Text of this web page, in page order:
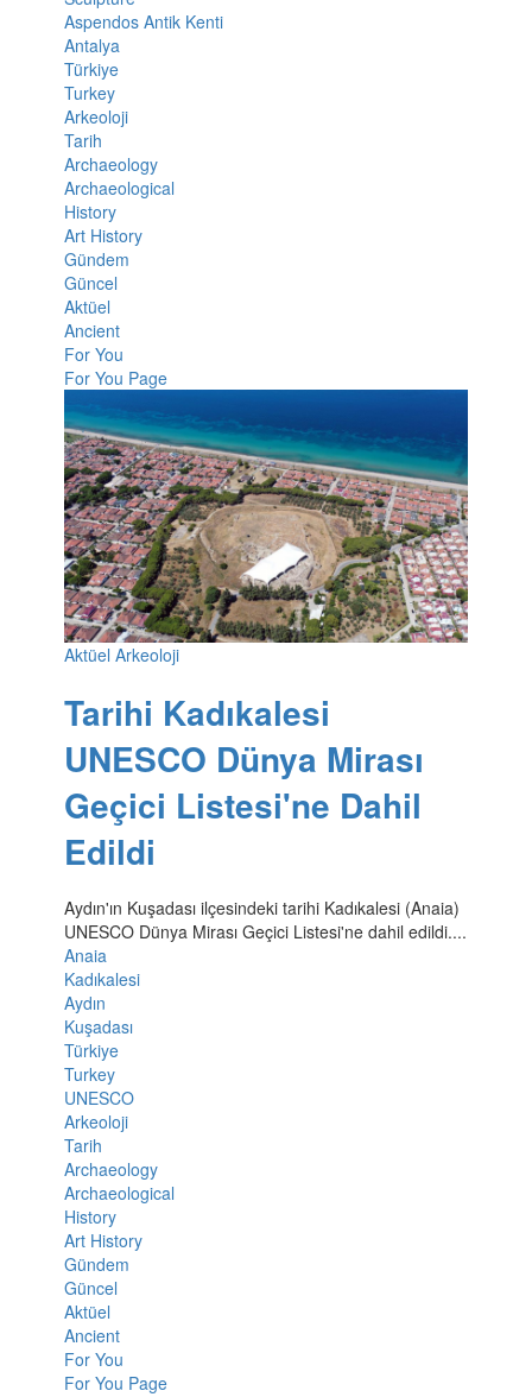
Aspendos Antik Kenti
Antalya
Türkiye
Turkey
Arkeoloji
Tarih
Archaeology
Archaeological
History
Art History
Gündem
Güncel
Aktüel
Ancient
For You
For You Page
Aktüel Arkeoloji
Tarihi Kadıkalesi
UNESCO Dünya Mirası
Geçici Listesi'ne Dahil
Edildi
Aydın'ın Kuşadası ilçesindeki tarihi Kadıkalesi (Anaia)
UNESCO Dünya Mirası Geçici Listesi'ne dahil edildi....
Anaia
Kadıkalesi
Aydın
Kuşadası
Türkiye
Turkey
UNESCO
Arkeoloji
Tarih
Archaeology
Archaeological
History
Art History
Gündem
Güncel
Aktüel
Ancient
For You
For You Page